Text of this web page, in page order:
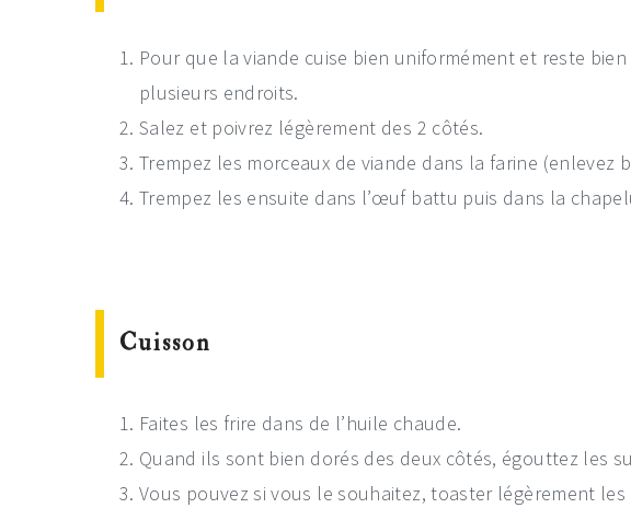
Pour que la viande cuise bien uniformément et reste
plusieurs endroits.
Salez et poivrez légèrement des 2 côtés.
Trempez les morceaux de viande dans la farine (enlevez
Trempez les ensuite dans l’œuf battu puis dans la
Cuisson
Faites les frire dans de l’huile chaude.
Quand ils sont bien dorés des deux côtés, égouttez les
Vous pouvez si vous le souhaitez, toaster légèrement